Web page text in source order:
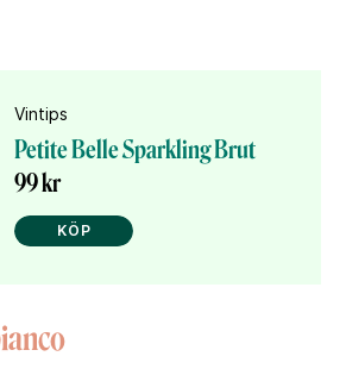
Vintips
Petite Belle Sparkling Brut
99 kr
KÖP